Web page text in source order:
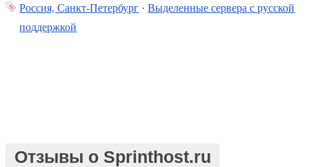
Россия, Санкт-Петербург ·Выделенные сервера с русской
поддержкой
Отзывы о Sprinthost.ru